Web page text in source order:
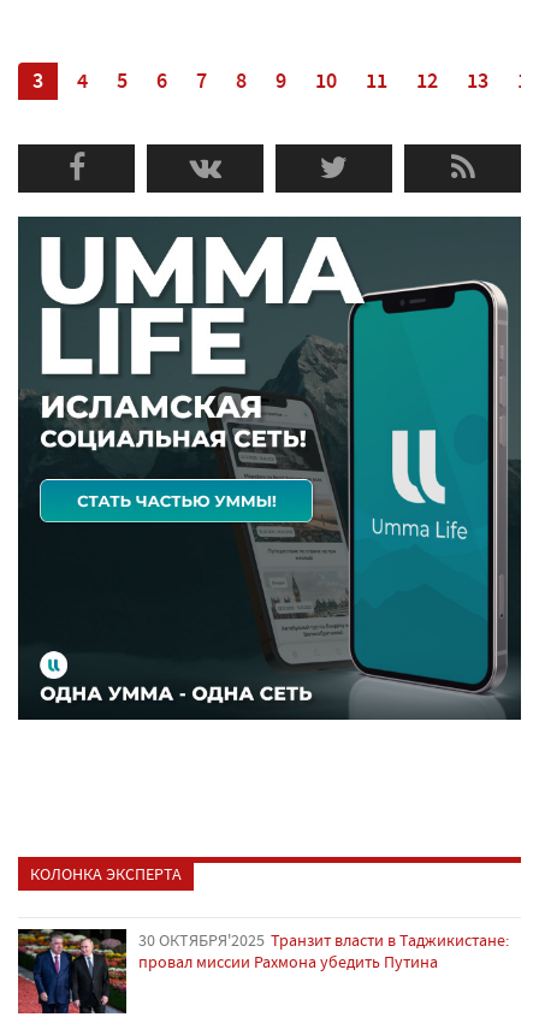
3 4 5 6 7 8 9 10 11 12 13 14
КОЛОНКА ЭКСПЕРТА
30 ОКТЯБРЯ'2025 Транзит власти в Таджикистане:
провал миссии Рахмона убедить Путина